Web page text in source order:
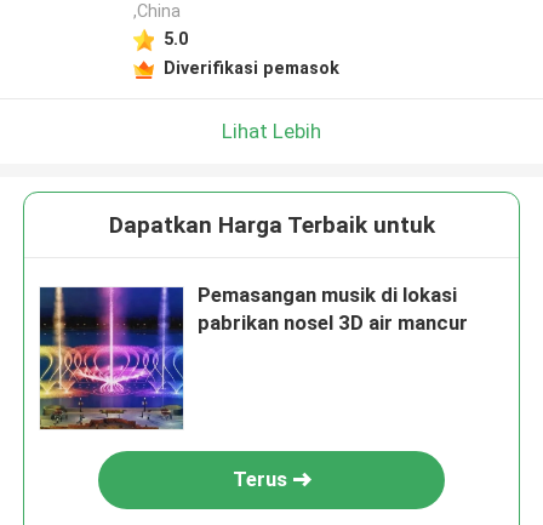
,China
5.0
Diverifikasi pemasok
Lihat Lebih
Dapatkan Harga Terbaik untuk
Pemasangan musik di lokasi
pabrikan nosel 3D air mancur
Terus